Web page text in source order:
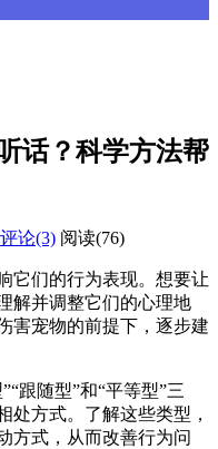
话？科学方法帮
评论(3) 阅读(76)
它们的行为表现。想要让
解并调整它们的心理地
害宠物的前提下，逐步建
跟随型”和“平等型”三
处方式。了解这些类型，
方式，从而改善行为问